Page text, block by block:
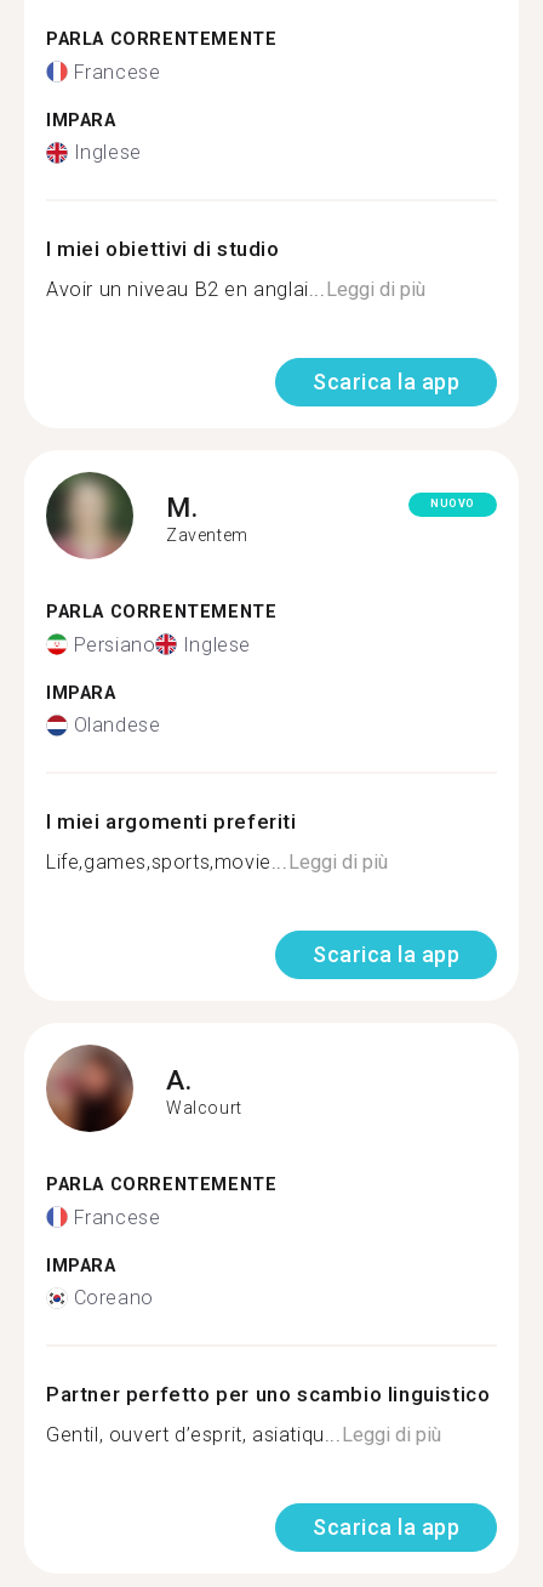
PARLA CORRENTEMENTE
Francese
IMPARA
Inglese
I miei obiettivi di studio
Avoir un niveau B2 en anglai...Leggi di più
Scarica la app
M.
Zaventem
NUOVO
PARLA CORRENTEMENTE
Persiano Inglese
IMPARA
Olandese
I miei argomenti preferiti
Life,games,sports,movie...Leggi di più
Scarica la app
A.
Walcourt
PARLA CORRENTEMENTE
Francese
IMPARA
Coreano
Partner perfetto per uno scambio linguistico
Gentil, ouvert d’esprit, asiatiqu...Leggi di più
Scarica la app